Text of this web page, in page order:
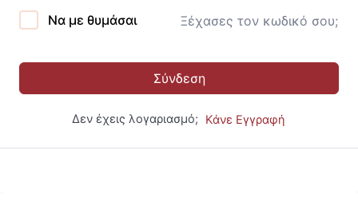
Να με θυμάσαι Ξέχασες τον κωδικό σου;
Σύνδεση
Δεν έχεις λογαριασμό; Κάνε Εγγραφή